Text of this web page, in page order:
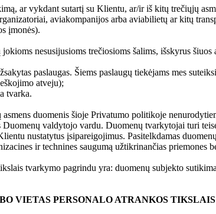
ar vykdant sutartį su Klientu, ar/ir iš kitų trečiųjų
aviakompanijos arba aviabilietų ar kitų
įmonės).
nesusijusioms trečiosioms šalims, išskyrus šiuos
paslaugas. Šiems paslaugų tiekėjams mes
atveju);
tvarka.
duomenis šioje Privatumo politikoje
valdytojo vardu. Duomenų tvarkytojai turi
nustatytus įsipareigojimus. Pasitelkdamas
ir technines saugumą užtikrinančias priemones
tvarkymo pagrindu yra: duomenų subjekto
VIETAS PERSONALO ATRANKOS TIKSLAIS